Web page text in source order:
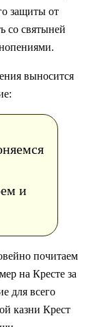
защиты от
со святыней
выносится
и
почитаем
на Кресте за
для всего
казни Крест